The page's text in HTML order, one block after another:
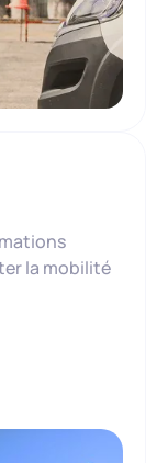
la mobilité